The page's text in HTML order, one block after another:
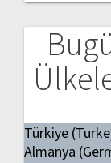
Türkiye
Almanya